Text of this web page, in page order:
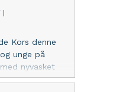
Kors denne
unge på
nyvasket
og hjælper